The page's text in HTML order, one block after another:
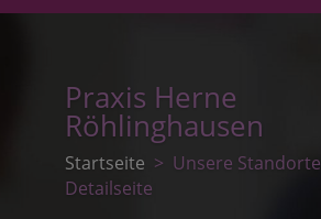
Praxis Herne
Röhlinghausen
Startseite > Unsere Standorte
Detailseite